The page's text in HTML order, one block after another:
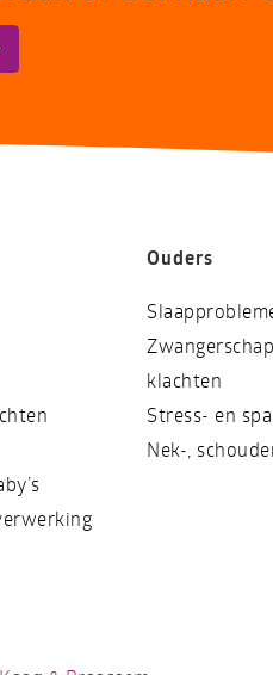
Ouders
klachten
Stress- en
Nek-,